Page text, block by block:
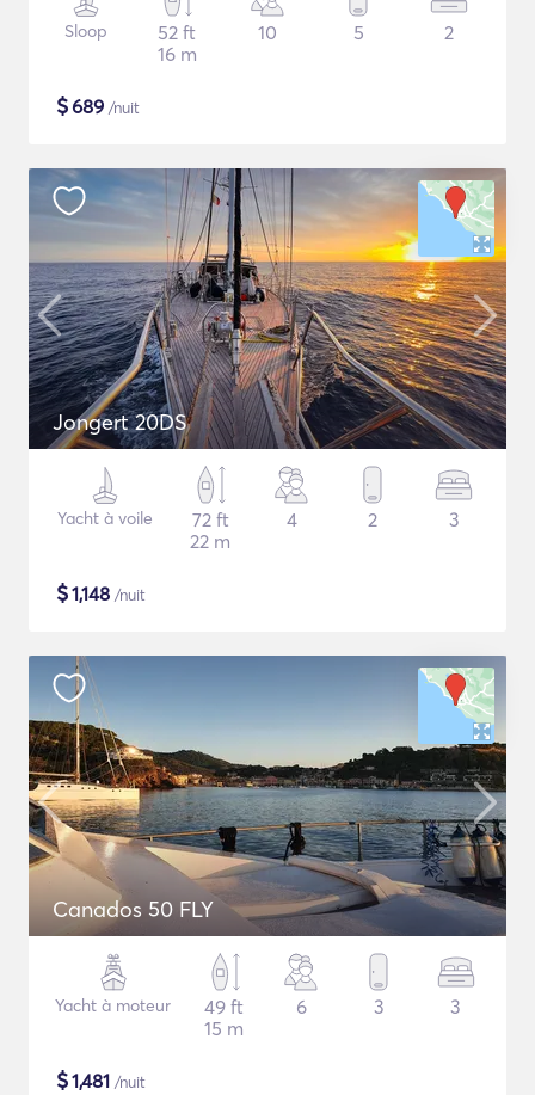
Sloop
52 ft
16 m
10 5 2
$689 /nuit
Jongert 20DS
Yacht à voile
72 ft
22 m
4 2 3
$1,148 /nuit
Canados 50 FLY
Yacht à moteur
49 ft
15 m
6 3 3
$1,481 /nuit